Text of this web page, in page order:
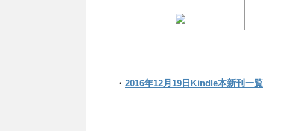
・ 2016年12月19日Kindle本新刊一覧